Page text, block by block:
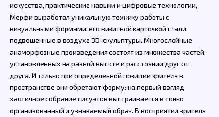
искусства, практические навыки и цифровые технологии,
Мерфи выработал уникальную технику работы с
визуальными формами: его визитной карточкой стали
подвешенные в воздухе 3D-скульптуры. Многослойные
анаморфозные произведения состоят из множества частей,
установленных на разной высоте и расстоянии друг от
друга. И только при определенной позиции зрителя в
пространстве они обретают форму: на первый взгляд
хаотичное собрание силуэтов выстраивается в тонко
организованный и узнаваемый образ. В восприятии зрителя